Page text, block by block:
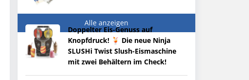
Alle anzeigen
Doppelter Eis-Genuss auf
Knopfdruck! 🍹 Die neue Ninja
SLUSHi Twist Slush-Eismaschine
mit zwei Behältern im Check!